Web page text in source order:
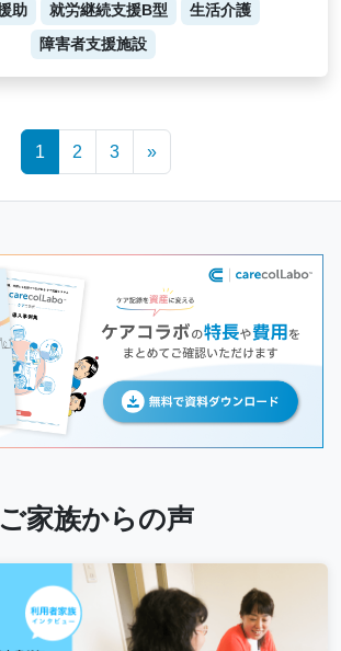
助 就労継続支援B型
生活介護
障害者支援施設
1 2 3 »
ご家族からの声